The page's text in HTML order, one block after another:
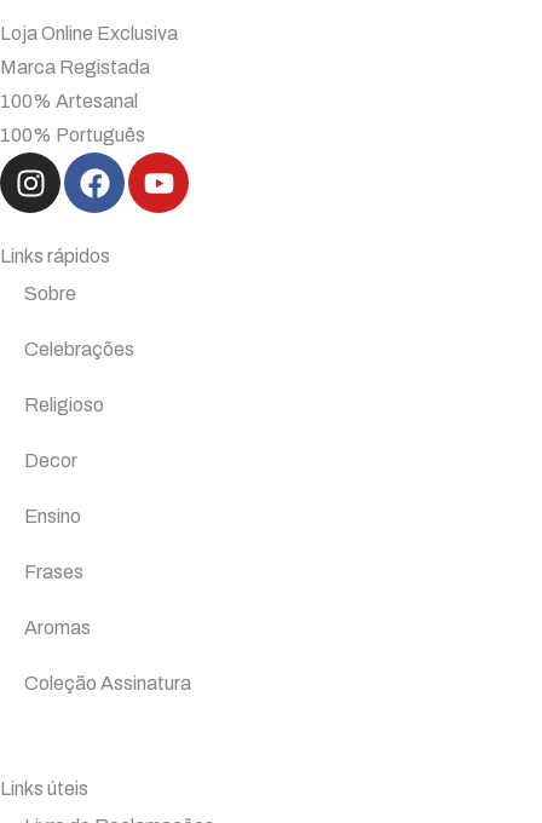
Loja Online Exclusiva
Marca Registada
100% Artesanal
100% Português
Links rápidos
Sobre
Celebrações
Religioso
Decor
Ensino
Frases
Aromas
Coleção Assinatura
Links úteis